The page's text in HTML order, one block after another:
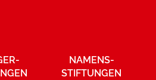
NAMENS­
STIFTUNGEN